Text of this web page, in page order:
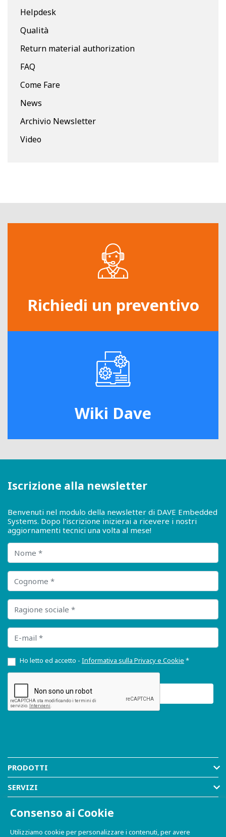
Helpdesk
Qualità
Return material authorization
FAQ
Come Fare
News
Archivio Newsletter
Video
Richiedi un preventivo
Wiki Dave
Iscrizione alla newsletter
Benvenuti nel modulo della newsletter di DAVE Embedded
Systems. Dopo l'iscrizione inizierai a ricevere i nostri
aggiornamenti tecnici una volta al mese!
Nome
Cognome
Ragione sociale
E-mail
Ho letto ed accetto - Informativa sulla Privacy e Cookie *
PRODOTTI
SERVIZI
Consenso ai Cookie
Utilizziamo cookie per personalizzare i contenuti, per avere